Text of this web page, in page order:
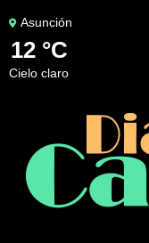
Asunción
12 °C
cielo claro